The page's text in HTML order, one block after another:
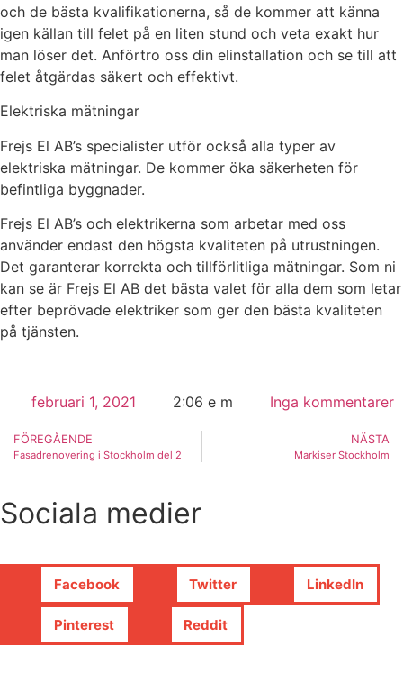
och de bästa kvalifikationerna, så de kommer att känna
igen källan till felet på en liten stund och veta exakt hur
man löser det. Anförtro oss din elinstallation och se till att
felet åtgärdas säkert och effektivt.
Elektriska mätningar
Frejs El AB’s specialister utför också alla typer av
elektriska mätningar. De kommer öka säkerheten för
befintliga byggnader.
Frejs El AB’s och elektrikerna som arbetar med oss
använder endast den högsta kvaliteten på utrustningen.
Det garanterar korrekta och tillförlitliga mätningar. Som ni
kan se är Frejs El AB det bästa valet för alla dem som letar
efter beprövade elektriker som ger den bästa kvaliteten
på tjänsten.
februari 1, 2021 2:06 e m Inga kommentarer
FÖREGÅENDE
Fasadrenovering i Stockholm del 2
NÄSTA
Markiser Stockholm
Sociala medier
Facebook Twitter LinkedIn
Pinterest Reddit